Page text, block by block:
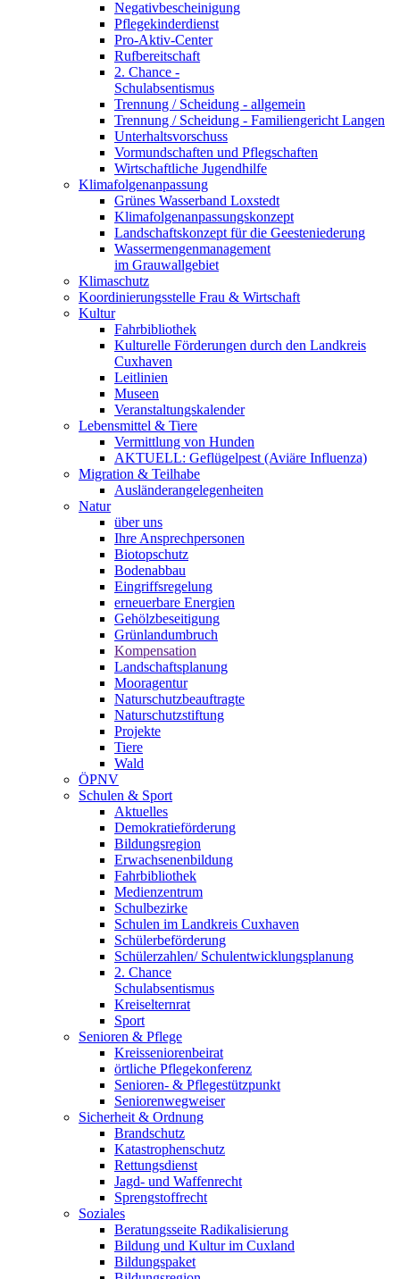
Negativbescheinigung
Pflegekinderdienst
Pro-Aktiv-Center
Rufbereitschaft
2. Chance -
Schulabsentismus
Trennung / Scheidung - allgemein
Trennung / Scheidung - Familiengericht Langen
Unterhaltsvorschuss
Vormundschaften und Pflegschaften
Wirtschaftliche Jugendhilfe
Klimafolgenanpassung
Grünes Wasserband Loxstedt
Klimafolgenanpassungskonzept
Landschaftskonzept für die Geesteniederung
Wassermengenmanagement
im Grauwallgebiet
Klimaschutz
Koordinierungsstelle Frau & Wirtschaft
Kultur
Fahrbibliothek
Kulturelle Förderungen durch den Landkreis
Cuxhaven
Leitlinien
Museen
Veranstaltungskalender
Lebensmittel & Tiere
Vermittlung von Hunden
AKTUELL: Geflügelpest (Aviäre Influenza)
Migration & Teilhabe
Ausländerangelegenheiten
Natur
über uns
Ihre Ansprechpersonen
Biotopschutz
Bodenabbau
Eingriffsregelung
erneuerbare Energien
Gehölzbeseitigung
Grünlandumbruch
Kompensation
Landschaftsplanung
Mooragentur
Naturschutzbeauftragte
Naturschutzstiftung
Projekte
Tiere
Wald
ÖPNV
Schulen & Sport
Aktuelles
Demokratieförderung
Bildungsregion
Erwachsenenbildung
Fahrbibliothek
Medienzentrum
Schulbezirke
Schulen im Landkreis Cuxhaven
Schülerbeförderung
Schülerzahlen/ Schulentwicklungsplanung
2. Chance
Schulabsentismus
Kreiselternrat
Sport
Senioren & Pflege
Kreisseniorenbeirat
örtliche Pflegekonferenz
Senioren- & Pflegestützpunkt
Seniorenwegweiser
Sicherheit & Ordnung
Brandschutz
Katastrophenschutz
Rettungsdienst
Jagd- und Waffenrecht
Sprengstoffrecht
Soziales
Beratungsseite Radikalisierung
Bildung und Kultur im Cuxland
Bildungspaket